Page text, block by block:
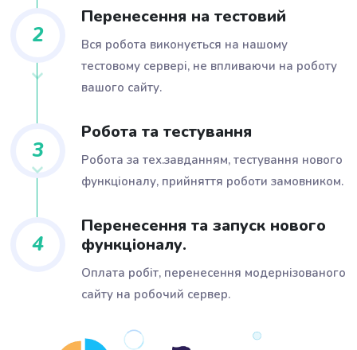
2
Перенесення на тестовий
Вся робота виконується на нашому
тестовому сервері, не впливаючи на роботу
вашого сайту.
3
Робота та тестування
Робота за тех.завданням, тестування нового
функціоналу, прийняття роботи замовником.
4
Перенесення та запуск нового
функціоналу.
Оплата робіт, перенесення модернізованого
сайту на робочий сервер.